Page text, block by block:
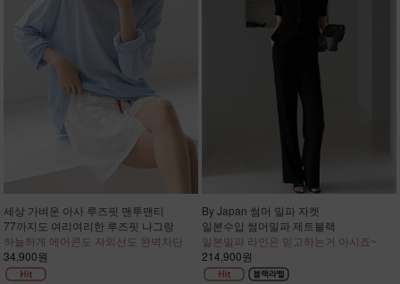
세상 가벼운 아사 루즈핏 맨투맨티
77까지도 여리여리한 루즈핏 나그랑
하늘하게 에어콘도 자외선도 완벽차단
34,900원
By Japan 썸머 밀파 자켓
일본수입 썸머밀파 제트블랙
일본밀파 라인은 믿고하는거 아시죠~
214,900원